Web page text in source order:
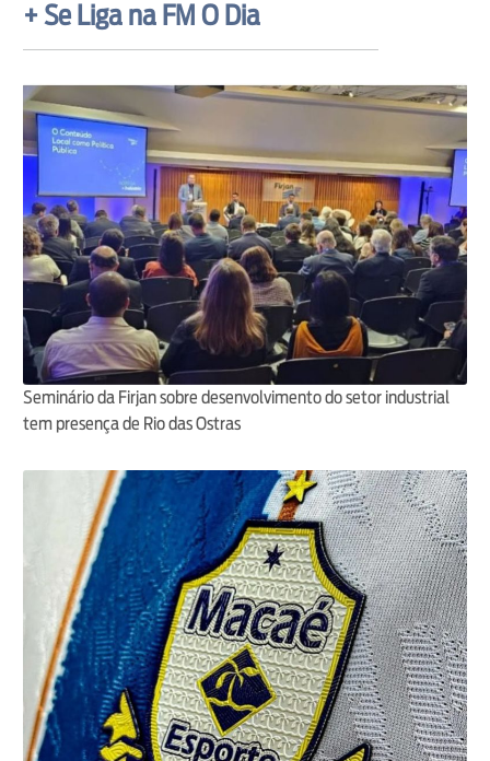
+ Se Liga na FM O Dia
Seminário da Firjan sobre desenvolvimento do setor industrial
tem presença de Rio das Ostras